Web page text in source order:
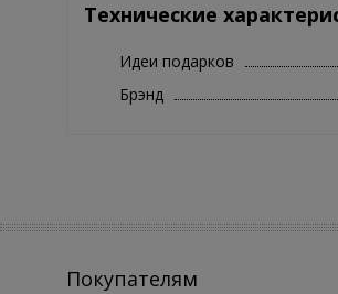
Технические
Идеи подарков
Брэнд
Покупателям